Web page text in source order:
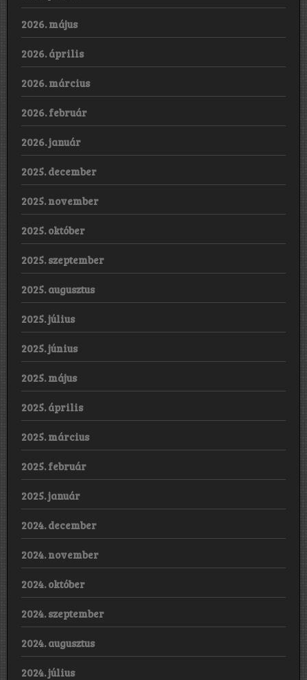
2026. május
2026. április
2026. március
2026. február
2026. január
2025. december
2025. november
2025. október
2025. szeptember
2025. augusztus
2025. július
2025. június
2025. május
2025. április
2025. március
2025. február
2025. január
2024. december
2024. november
2024. október
2024. szeptember
2024. augusztus
2024. július